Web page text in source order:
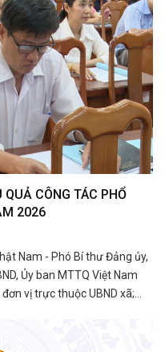
QUẢ CÔNG TÁC PHỔ
2026
Nam - Phó Bí thư Đảng ủy,
Ủy ban MTTQ Việt Nam
vị trực thuộc UBND xã;